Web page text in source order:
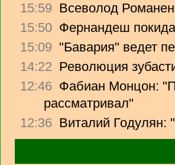
15:59 Всеволод
15:50 Фернандеш
15:09 "Бавария" ведет
14:22 Революция
12:46 Фабиан Монцон:
рассматривал"
12:36 Виталий Годулян: